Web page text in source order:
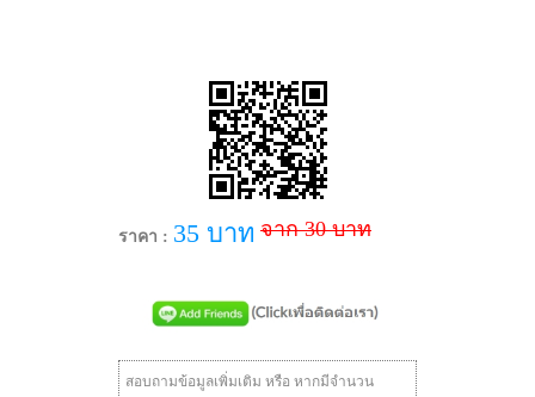
ราคา : 35 บาท จาก 30 บาท
สอบถามข้อมูลเพิ่มเติม หรือ หากมีจำนวน